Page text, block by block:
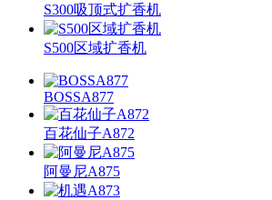
S300吸顶式扩香机
S500区域扩香机
BOSSA877
百花仙子A872
阿曼尼A875